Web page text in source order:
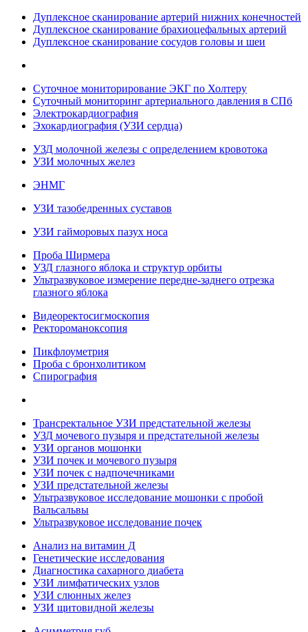
Дуплексное сканирование артерий нижних конечностей
Дуплексное сканирование брахиоцефальных артерий
Дуплексное сканирование сосудов головы и шеи
Суточное мониторирование ЭКГ по Холтеру
Суточный мониторинг артериального давления в СПб
Электрокардиография
Эхокардиография (УЗИ сердца)
УЗД молочной железы с определением кровотока
УЗИ молочных желез
ЭНМГ
УЗИ тазобедренных суставов
УЗИ гайморовых пазух носа
Проба Ширмера
УЗД глазного яблока и структур орбиты
Ультразвуковое измерение передне-заднего отрезка
глазного яблока
Видеоректосигмоскопия
Ректороманоксопия
Пикфлоуметрия
Проба с бронхолитиком
Спирография
Трансректальное УЗИ предстательной железы
УЗД мочевого пузыря и предстательной железы
УЗИ органов мошонки
УЗИ почек и мочевого пузыря
УЗИ почек с надпочечниками
УЗИ предстательной железы
Ультразвуковое исследование мошонки с пробой
Вальсальвы
Ультразвуковое исследование почек
Анализ на витамин Д
Генетические исследования
Диагностика сахарного диабета
УЗИ лимфатических узлов
УЗИ слюнных желез
УЗИ щитовидной железы